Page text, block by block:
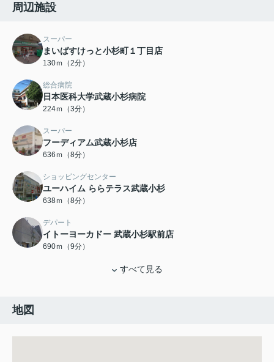
周辺施設
スーパー
まいばすけっと小杉町１丁目店
130ｍ（2分）
総合病院
日本医科大学武蔵小杉病院
224ｍ（3分）
スーパー
フーディアム武蔵小杉店
636ｍ（8分）
ショッピングセンター
ユーハイム ららテラス武蔵小杉
638ｍ（8分）
デパート
イトーヨーカドー 武蔵小杉駅前店
690ｍ（9分）
すべて見る
地図